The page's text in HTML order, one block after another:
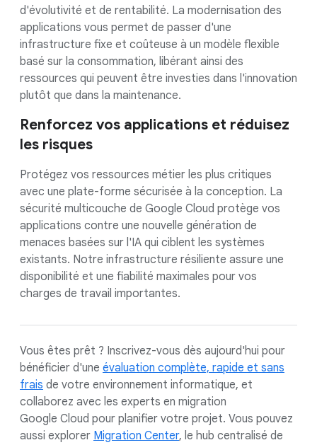
d'évolutivité et de rentabilité. La modernisation des
applications vous permet de passer d'une
infrastructure fixe et coûteuse à un modèle flexible
basé sur la consommation, libérant ainsi des
ressources qui peuvent être investies dans l'innovation
plutôt que dans la maintenance.
Renforcez vos applications et réduisez
les risques
Protégez vos ressources métier les plus critiques
avec une plate-forme sécurisée à la conception. La
sécurité multicouche de Google Cloud protège vos
applications contre une nouvelle génération de
menaces basées sur l'IA qui ciblent les systèmes
existants. Notre infrastructure résiliente assure une
disponibilité et une fiabilité maximales pour vos
charges de travail importantes.
Vous êtes prêt ? Inscrivez-vous dès aujourd'hui pour
bénéficier d'une évaluation complète, rapide et sans
frais de votre environnement informatique, et
collaborez avec les experts en migration
Google Cloud pour planifier votre projet. Vous pouvez
aussi explorer Migration Center, le hub centralisé de